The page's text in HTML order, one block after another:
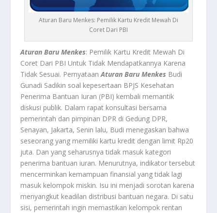
Aturan Baru Menkes: Pemilik Kartu Kredit Mewah Di
Coret Dari PBI
Aturan Baru Menkes: Pemilik Kartu Kredit Mewah Di
Coret Dari PBI Untuk Tidak Mendapatkannya Karena
Tidak Sesuai. PernyataanAturan Baru Menkes Budi
Gunadi Sadikin soal kepesertaan BPJS Kesehatan
Penerima Bantuan Iuran (PBI) kembali memantik
diskusi publik. Dalam rapat konsultasi bersama
pemerintah dan pimpinan DPR di Gedung DPR,
Senayan, Jakarta, Senin lalu, Budi menegaskan bahwa
seseorang yang memiliki kartu kredit dengan limit Rp20
juta. Dan yang seharusnya tidak masuk kategori
penerima bantuan iuran. Menurutnya, indikator tersebut
mencerminkan kemampuan finansial yang tidak lagi
masuk kelompok miskin. Isu ini menjadi sorotan karena
menyangkut keadilan distribusi bantuan negara. Di satu
sisi, pemerintah ingin memastikan kelompok rentan